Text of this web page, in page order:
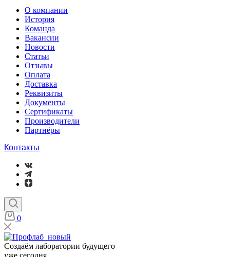
О компании
История
Команда
Вакансии
Новости
Статьи
Отзывы
Оплата
Доставка
Реквизиты
Документы
Сертификаты
Производители
Партнёры
Контакты
0
Создаём лаборатории будущего –
уже сегодня